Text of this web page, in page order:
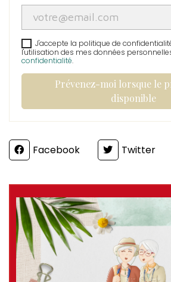
J'accepte la politique de
l'utilisation des mes données
confidentialité.
Prévenez-moi lorsque le
disponible
PartagerFacebook Twitter